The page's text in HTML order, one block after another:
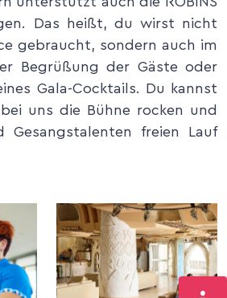
Das heißt, du wirst nicht
gebraucht, sondern auch im
Begrüßung der Gäste oder
Gala-Cocktails. Du kannst
uns die Bühne rocken und
Gesangstalenten freien Lauf